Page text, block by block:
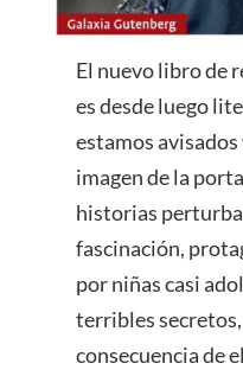
El nuevo libro de
es desde luego
estamos
imagen de la
historias
fascinación,
por niñas casi
terribles
consecuencia de